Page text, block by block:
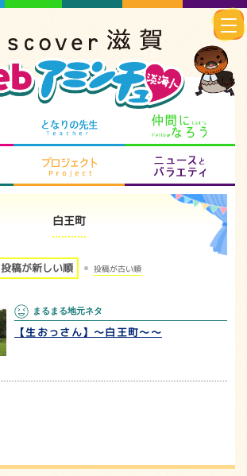
知られざる滋賀 となりの先生
まるまる地元ネタ プロジェクト
白王町
投稿が新しい順 投稿が古い順
まるまる地元ネタ
【生おっさん】〜白王町〜〜